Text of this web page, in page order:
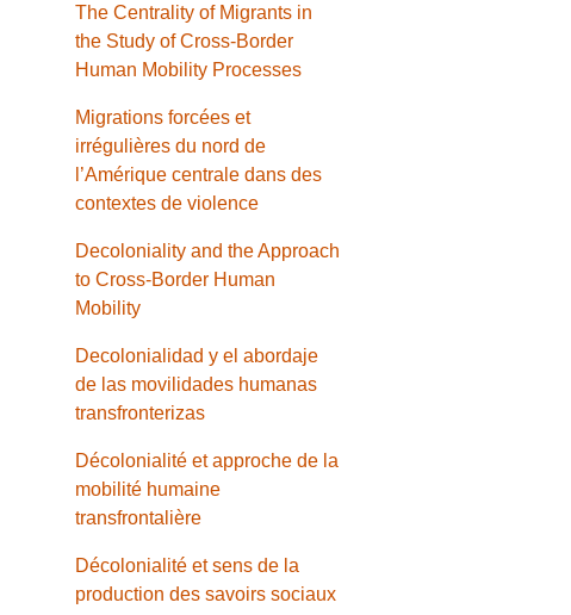
The Centrality of Migrants in
the Study of Cross-Border
Human Mobility Processes
Migrations forcées et
irrégulières du nord de
l’Amérique centrale dans des
contextes de violence
Decoloniality and the Approach
to Cross-Border Human
Mobility
Decolonialidad y el abordaje
de las movilidades humanas
transfronterizas
Décolonialité et approche de la
mobilité humaine
transfrontalière
Décolonialité et sens de la
production des savoirs sociaux